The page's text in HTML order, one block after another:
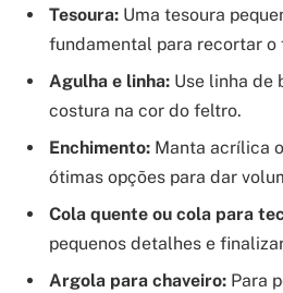
Tesoura: Uma tesoura
fundamental para recortar o
Agulha e linha: Use linha de
costura na cor do feltro.
Enchimento: Manta acrílica
ótimas opções para dar
Cola quente ou cola para
pequenos detalhes e
Argola para chaveiro: Para